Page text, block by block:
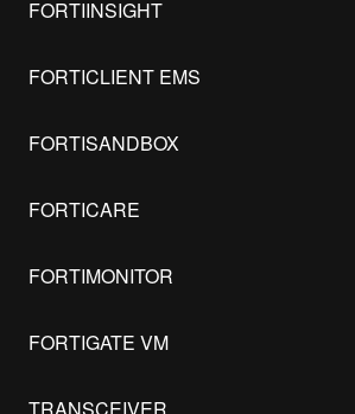
FORTIINSIGHT
FORTICLIENT EMS
FORTISANDBOX
FORTICARE
FORTIMONITOR
FORTIGATE VM